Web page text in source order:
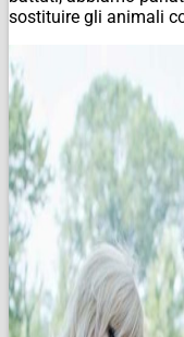
sostituire gli animali